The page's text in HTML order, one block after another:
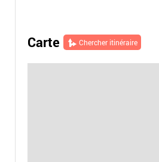
Carte Chercher itinéraire